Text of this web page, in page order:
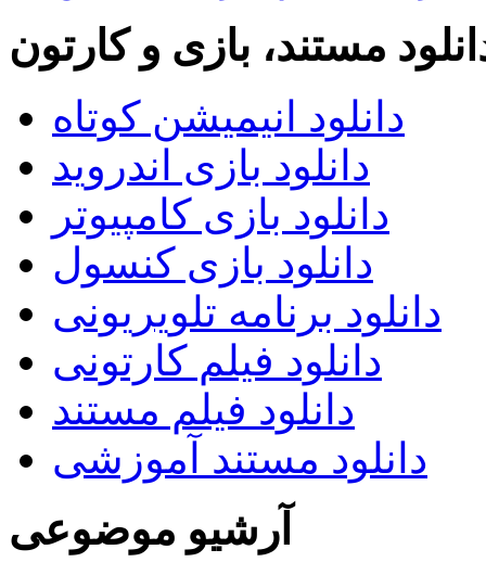
مستند، بازی و کارتون
دانلود انیمیشن کوتاه
دانلود بازی اندروید
دانلود بازی کامپیوتر
دانلود بازی کنسول
دانلود برنامه تلویریونی
دانلود فیلم کارتونی
دانلود فیلم مستند
دانلود مستند آموزشی
آرشیو موضوعی